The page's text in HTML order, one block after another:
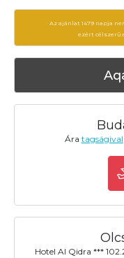
Az ajánlat 1479 napja
ezért célszerű
Ára tagságival
Hotel Al Qidra ***